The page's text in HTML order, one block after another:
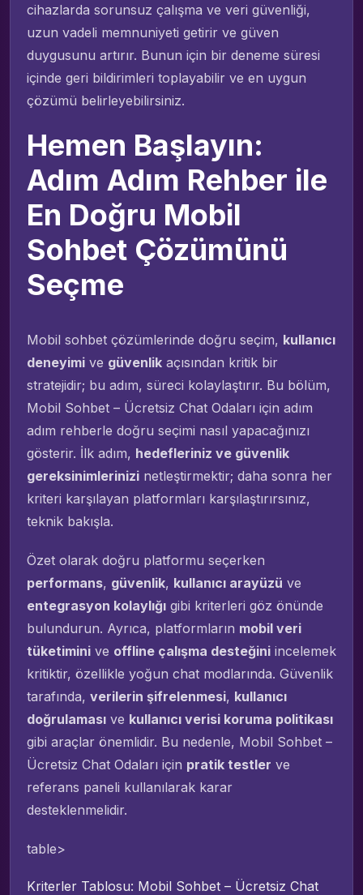
cihazlarda sorunsuz çalışma ve veri güvenliği,
uzun vadeli memnuniyeti getirir ve güven
duygusunu artırır. Bunun için bir deneme süresi
içinde geri bildirimleri toplayabilir ve en uygun
çözümü belirleyebilirsiniz.
Hemen Başlayın:
Adım Adım Rehber ile
En Doğru Mobil
Sohbet Çözümünü
Seçme
Mobil sohbet çözümlerinde doğru seçim, kullanıcı
deneyimi ve güvenlik açısından kritik bir
stratejidir; bu adım, süreci kolaylaştırır. Bu bölüm,
Mobil Sohbet – Ücretsiz Chat Odaları için adım
adım rehberle doğru seçimi nasıl yapacağınızı
gösterir. İlk adım, hedefleriniz ve güvenlik
gereksinimlerinizi netleştirmektir; daha sonra her
kriteri karşılayan platformları karşılaştırırsınız,
teknik bakışla.
Özet olarak doğru platformu seçerken
performans, güvenlik, kullanıcı arayüzü ve
entegrasyon kolaylığı gibi kriterleri göz önünde
bulundurun. Ayrıca, platformların mobil veri
tüketimini ve offline çalışma desteğini incelemek
kritiktir, özellikle yoğun chat modlarında. Güvenlik
tarafında, verilerin şifrelenmesi, kullanıcı
doğrulaması ve kullanıcı verisi koruma politikası
gibi araçlar önemlidir. Bu nedenle, Mobil Sohbet –
Ücretsiz Chat Odaları için pratik testler ve
referans paneli kullanılarak karar
desteklenmelidir.
table>
Kriterler Tablosu: Mobil Sohbet – Ücretsiz Chat